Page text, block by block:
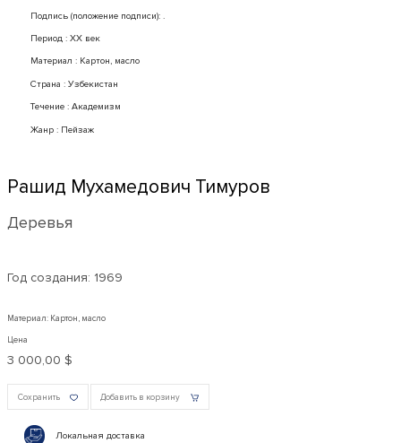
Подпись (положение подписи): .
Период : XX век
Mатериал : Картон, масло
Страна : Узбекистан
Течение : Академизм
Жанр : Пейзаж
Рашид Мухамедович Тимуров
Деревья
Год создания: 1969
Материал: Картон, масло
Цена
3 000,00 $
Сохранить Добавить в корзину
Локальная доставка